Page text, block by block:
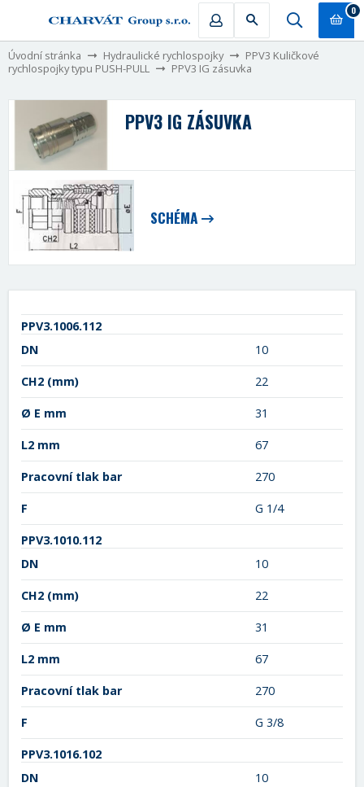
0
Úvodní stránka Hydraulické rychlospojky
PPV3 Kuličkové
rychlospojky typu PUSH-PULL
PPV3 IG zásuvka
PPV3 IG ZÁSUVKA
SCHÉMA
PPV3.1006.112
DN
10
CH2 (mm) 22
Ø E mm 31
L2 mm 67
Pracovní tlak bar 270
F G 1/4
PPV3.1010.112
DN
10
CH2 (mm) 22
Ø E mm 31
L2 mm 67
Pracovní tlak bar 270
F G 3/8
PPV3.1016.102
DN
10